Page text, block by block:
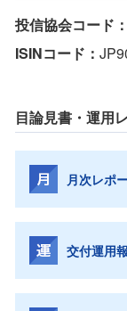
投信協会コード：
ISINコード：
目論見書・運用
月次レポ
交付運用